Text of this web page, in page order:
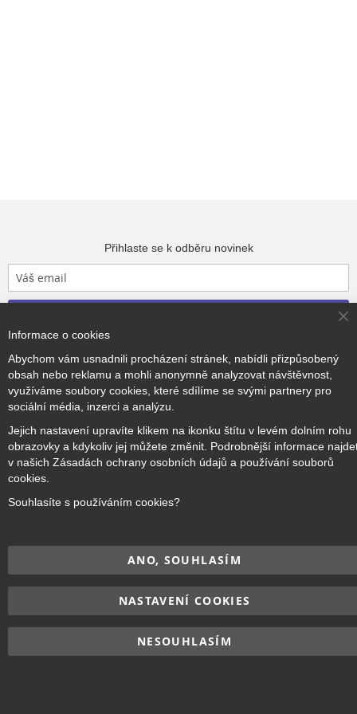
Přihlaste se k odběru novinek
Copyright © 2017–2026 BRIDGE Academy, Všechna práva
vyhrazena.
Informace o cookies
Abychom vám usnadnili procházení stránek, nabídli přizpůsobený
obsah nebo reklamu a mohli anonymně analyzovat návštěvnost,
využíváme soubory cookies, které sdílíme se svými partnery pro
sociální média, inzerci a analýzu.
Jejich nastavení upravíte klikem na ikonku štítu v levém dolním rohu
obrazovky a kdykoliv jej můžete změnit. Podrobnější informace
v našich Zásadách ochrany osobních údajů a používání souborů
cookies.
Souhlasíte s používáním cookies?
ANO, SOUHLASÍM
NASTAVENÍ COOKIES
NESOUHLASÍM